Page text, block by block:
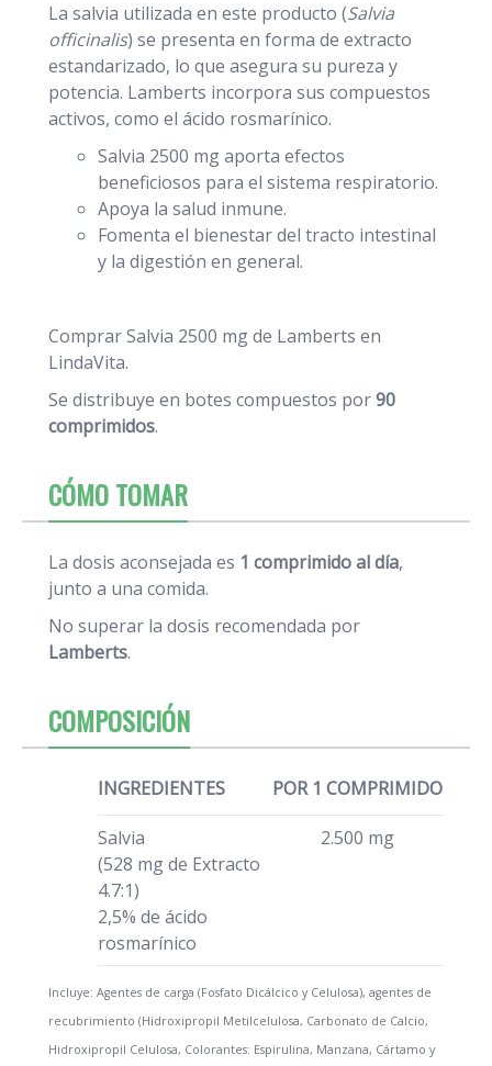
La salvia utilizada en este producto (Salvia
officinalis) se presenta en forma de extracto
estandarizado, lo que asegura su pureza y
potencia. Lamberts incorpora sus compuestos
activos, como el ácido rosmarínico.
Salvia 2500 mg aporta efectos
beneficiosos para el sistema respiratorio.
Apoya la salud inmune.
Fomenta el bienestar del tracto intestinal
y la digestión en general.
Comprar Salvia 2500 mg de Lamberts en
LindaVita.
Se distribuye en botes compuestos por90
comprimidos.
CÓMO TOMAR
La dosis aconsejada es 1 comprimido al día,
junto a una comida.
No superar la dosis recomendada por
Lamberts.
COMPOSICIÓN
INGREDIENTES POR 1 COMPRIMIDO
Salvia
(528 mg de Extracto
4.7:1)
2,5% de ácido
rosmarínico
2.500 mg
Incluye: Agentes de carga (Fosfato Dicálcico y Celulosa), agentes de
recubrimiento (Hidroxipropil Metilcelulosa, Carbonato de Calcio,
Hidroxipropil Celulosa, Colorantes: Espirulina, Manzana, Cártamo y